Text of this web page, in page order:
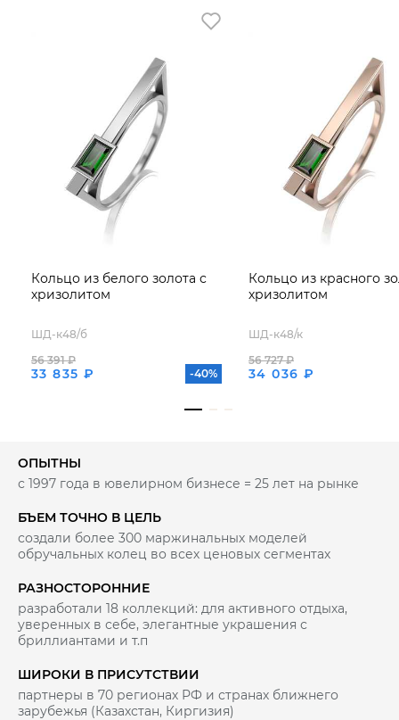
Кольцо из белого золота с
хризолитом
ШД-к48/б
33 835 ₽
56 391 ₽
-40%
Кольцо из красного
хризолитом
ШД-к48/к
34 036 ₽
56 727 ₽
ОПЫТНЫ
с 1997 года в ювелирном бизнесе = 25 лет на рынке
БЪЕМ ТОЧНО В ЦЕЛЬ
создали более 300 маржинальных моделей
обручальных колец во всех ценовых сегментах
РАЗНОСТОРОННИЕ
разработали 18 коллекций: для активного отдыха,
уверенных в себе, элегантные украшения с
бриллиантами и т.п
ШИРОКИ В ПРИСУТСТВИИ
партнеры в 70 регионах РФ и странах ближнего
зарубежья (Казахстан, Киргизия)